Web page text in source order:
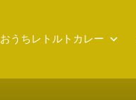
おうちレトルトカレー